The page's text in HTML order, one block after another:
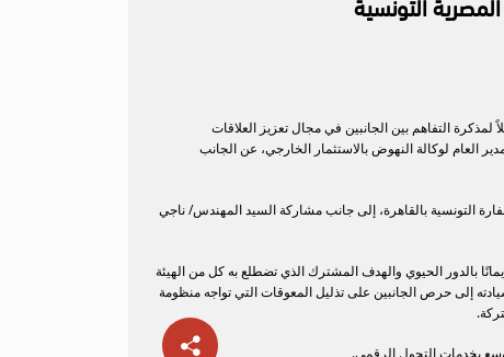
لمذكرة التفاهم بين الجانبين في مجال تعزيز العلاقات
الطبيب، المدير العام لوكالة النهوض بالاستثمار الخارجي، عن الجانب
التونسية بالقاهرة، إلى جانب مشاركة السيد المهندس/ ناجي
بالدور الحيوي والهدف المشترك الذي تضطلع به كل من الهيئة
إلى حرص الجانبين على تذليل المعوقات التي تواجه منظومة
بخدمات التحول الرقمي.